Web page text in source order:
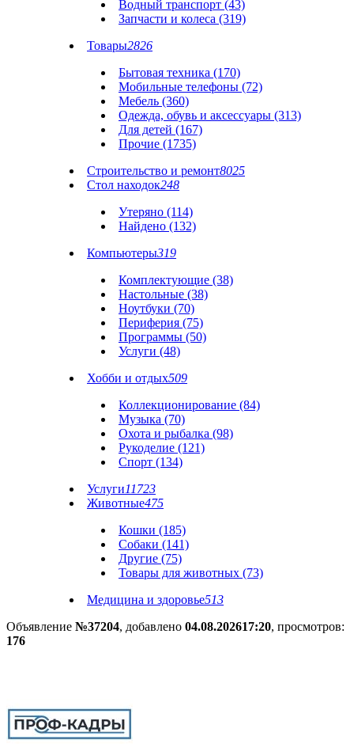
Водный транспорт (43)
Запчасти и колеса (319)
Товары2826
Бытовая техника (170)
Мобильные телефоны (72)
Мебель (360)
Одежда, обувь и аксессуары (313)
Для детей (167)
Прочие (1735)
Строительство и ремонт8025
Стол находок248
Утеряно (114)
Найдено (132)
Компьютеры319
Комплектующие (38)
Настольные (38)
Ноутбуки (70)
Периферия (75)
Программы (50)
Услуги (48)
Хобби и отдых509
Коллекционирование (84)
Музыка (70)
Охота и рыбалка (98)
Рукоделие (121)
Спорт (134)
Услуги11723
Животные475
Кошки (185)
Собаки (141)
Другие (75)
Товары для животных (73)
Медицина и здоровье513
Объявление №37204, добавлено 04.08.202617:20, просмотров:
176